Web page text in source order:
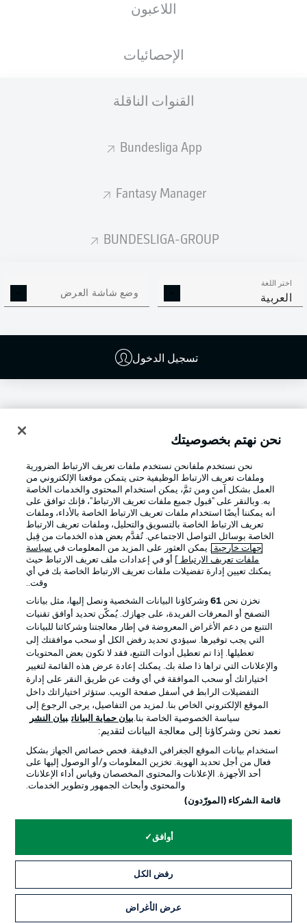
اللاعبون
الإحصائيات
القنوات الناقلة
Bundesliga App
Fantasy Manager
BUNDESLIGA-GROUP
اختر اللغة
العربية وضع شاشة العرض
تسجيل الدخول
إعلان
Football as it's meant to be
تطبيق الدوري الألماني
Official Partners
إدارة التفضيلات بيان الخصوصية
القنوات الناقلة
الوظائف جهة النشر
نحن نهتم بخصوصيتك
نحن نستخدم ملفانحن نستخدم ملفات تعريف الارتباط الضرورية
وملفات تعريف الارتباط الوظيفية حتى يتمكن موقعنا الإلكتروني من
العمل بشكل آمن ومن ثمَّ، يمكن استخدام المحتوى والخدمات الخاصة
به. وبالنقر على "قبول جميع ملفات تعريف الارتباط"، فإنك توافق على
أنه يمكننا أيضًا استخدام ملفات تعريف الارتباط الخاصة بالأداء، وملفات
تعريف الارتباط الخاصة بالتسويق والتحليل، وملفات تعريف الارتباط
الخاصة بوسائل التواصل الاجتماعي. تُقدَّم بعض هذه الخدمات من قِبل
جهات خارجية . يمكن العثور على المزيد من المعلومات في سياسة
ملفات تعريف الارتباط
] أو في إعدادات ملف تعريف الارتباط حيث
يمكنك تعيين إدارة تفضيلات ملفات تعريف الارتباط الخاصة بك في أي
وقت..
نخزن نحن 61وشركاؤنا البيانات الشخصية ونصل إليها، مثل بيانات
التصفح أو المعرفات الفريدة، على جهازك. يُمكّن تحديد أوافق تقنيات
التتبع من دعم الأغراض المعروضة في إطار معالجتنا وشركائنا للبيانات
التي يجب توفيرها. سيؤدي تحديد رفض الكل أو سحب موافقتك إلى
تعطيلها. إذا تم تعطيل أدوات التتبع، فقد لا تكون بعض المحتويات
والإعلانات التي تراها ذا صلة بك. يمكنك إعادة عرض هذه القائمة لتغيير
اختياراتك أو سحب الموافقة في أي وقت عن طريق النقر على إدارة
التفضيلات الرابط في أسفل صفحة الويب. ستؤثر اختياراتك داخل
الموقع الإلكتروني الخاص بنا. لمزيد من التفاصيل، يرجى الرجوع إلى
سياسة الخصوصية الخاصة بنا.بيان حماية البيانات بيان النشر
نعمد نحن وشركاؤنا إلى معالجة البيانات لتقديم:
استخدام بيانات الموقع الجغرافي الدقيقة. فحص خصائص الجهاز بشكل
فعال من أجل تحديد الهوية. تخزين المعلومات و/أو الوصول إليها على
أحد الأجهزة. الإعلانات والمحتوى المخصصان وقياس أداء الإعلانات
والمحتوى وأبحاث الجمهور وتطوير الخدمات.
قائمة الشركاء (المورّدون)
أوافق
رفض الكل
عرض الأغراض